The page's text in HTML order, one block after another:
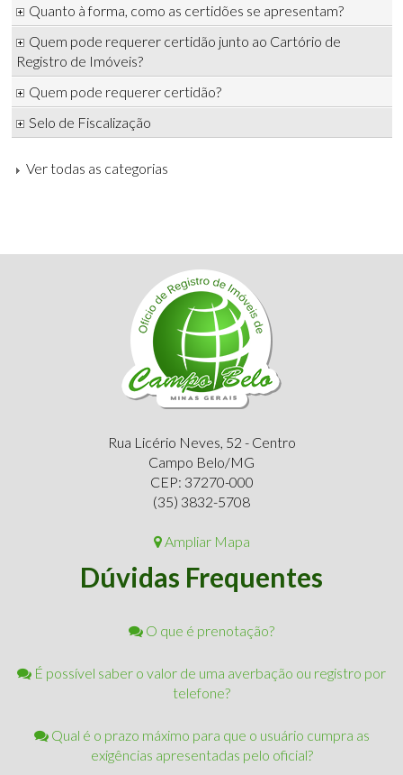
Quanto à forma, como as certidões se apresentam?
Quem pode requerer certidão junto ao Cartório de
Registro de Imóveis?
Quem pode requerer certidão?
Selo de Fiscalização
Ver todas as categorias
Rua Licério Neves, 52 - Centro
Campo Belo/MG
CEP: 37270-000
(35) 3832-5708
Ampliar Mapa
Dúvidas Frequentes
O que é prenotação?
É possível saber o valor de uma averbação ou registro por
telefone?
Qual é o prazo máximo para que o usuário cumpra as
exigências apresentadas pelo oficial?